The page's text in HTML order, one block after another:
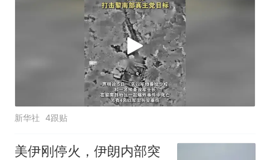
新华社 4跟贴
美伊刚停火，伊朗内部突